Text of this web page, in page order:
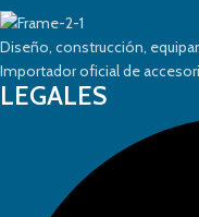
Diseño, construcción,
Importador oficial de
LEGALES